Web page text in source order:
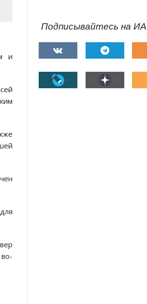
и
Подписывайтесь на